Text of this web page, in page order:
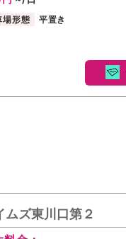
場形態 平置き
ムズ東川口第２